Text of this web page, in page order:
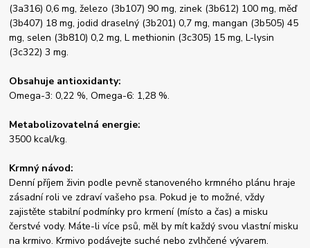
(3a316) 0,6 mg, železo (3b107) 90 mg, zinek (3b612) 100 mg, měď
(3b407) 18 mg, jodid draselný (3b201) 0,7 mg, mangan (3b505) 45
mg, selen (3b810) 0,2 mg, L methionin (3c305) 15 mg, L-lysin
(3c322) 3 mg.
Obsahuje antioxidanty:
Omega-3: 0,22 %, Omega-6: 1,28 %.
Metabolizovatelná energie:
3500 kcal/kg.
Krmný návod:
Denní příjem živin podle pevně stanoveného krmného plánu hraje
zásadní roli ve zdraví vašeho psa. Pokud je to možné, vždy
zajistěte stabilní podmínky pro krmení (místo a čas) a misku
čerstvé vody. Máte-li více psů, měl by mít každý svou vlastní misku
na krmivo. Krmivo podávejte suché nebo zvlhčené vývarem.